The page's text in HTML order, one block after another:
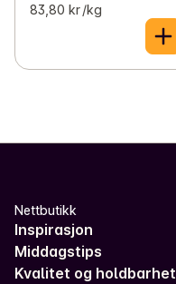
83,80 kr /kg
Nettbutikk
Inspirasjon
Middagstips
Kvalitet og holdbarhet